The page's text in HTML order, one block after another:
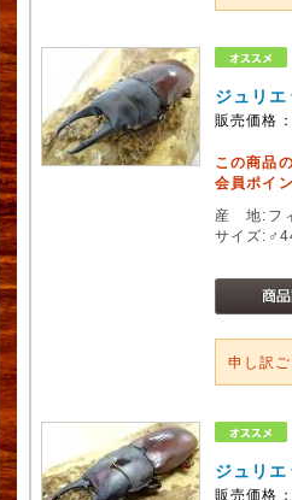
ジュリ
販売価格
この商品
会員ポイ
産 地:フ
サイズ
申し訳
ジュリ
販売価格